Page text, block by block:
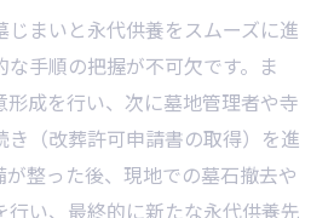
じまいと永代供養をスムーズに進
手順の把握が不可欠です。ま
形成を行い、次に墓地管理者や寺
き（改葬許可申請書の取得）を進
整った後、現地での墓石撤去や
行い、最終的に新たな永代供養先